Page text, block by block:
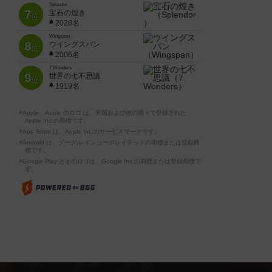
7位
Splendor
宝石の煌き
2028名
8位
Wingspan
ウイングスパン
2006名
9位
7 Wonders
世界の七不思議
1919名
※Apple、Apple のロゴ は、米国および他の国々で登録された
Apple Inc.の商標です。
※App Store は、Apple Inc.のサービスマークです。
※Android は、グーグル インコーポレイテッドの商標または登録商
標です。
※Google Play とそのロゴは、Google Inc.の商標または登録商標で
す。